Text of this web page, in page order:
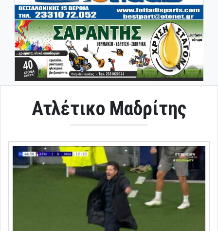
Ατλέτικο Μαδρίτης